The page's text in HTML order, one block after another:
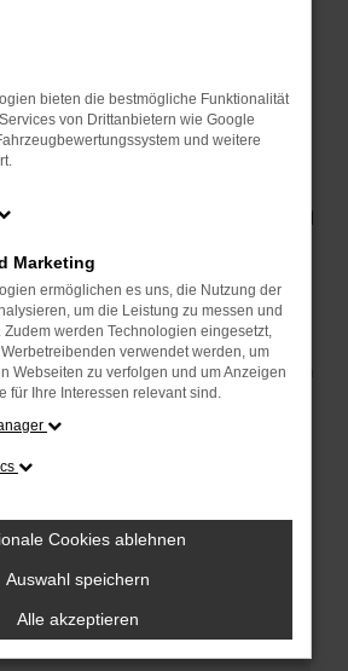
deutlich besseren
alle, die hohe Qualität und
einem fairen Preis möchten.
der Nähe von Syke ist Ihr
wenn es um Jahreswagen
eine große Auswahl an
Ihnen mit fachkundiger
damit Sie das passende Modell
zusätzlichenServiceswie
und der bequemen
alten Fahrzeugs. Besuchen
Ihr Traumauto zu besten
bieten die bestmögliche Funktionalität
von Drittanbietern wie Google
und weitere
Marketing
ermöglichen es uns, die Nutzung der
um die Leistung zu messen und
Zudem werden Technologien eingesetzt,
verwendet werden, um
Webseiten zu verfolgen und um Anzeigen
für Ihre Interessen relevant sind.
Cookies ablehnen
Auswahl speichern
Alle akzeptieren